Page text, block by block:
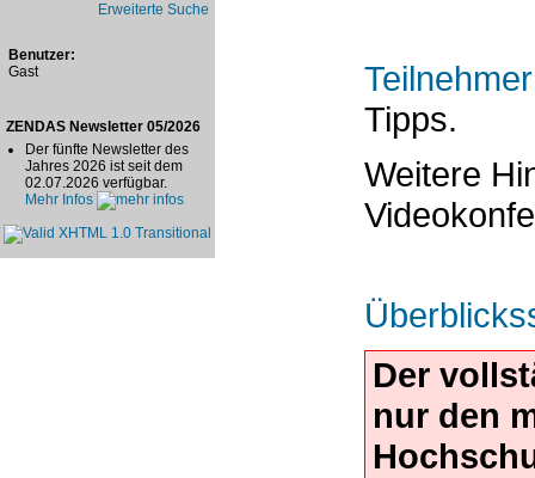
Erweiterte Suche
Benutzer:
Gast
ZENDAS Newsletter 05/2026
Der fünfte Newsletter des
Jahres 2026 ist seit dem
02.07.2026 verfügbar.
Mehr Infos
Tipps.
Weitere
Der
nur den